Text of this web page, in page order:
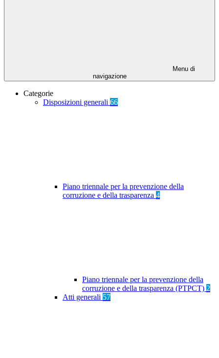
Menu di
navigazione
Categorie
Disposizioni generali 66
Piano triennale per la prevenzione della
corruzione e della trasparenza 4
Piano triennale per la prevenzione della
corruzione e della trasparenza (PTPCT) 2
Atti generali 57